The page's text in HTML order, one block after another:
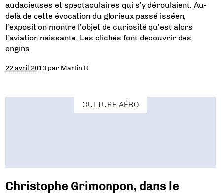
audacieuses et spectaculaires qui s’y déroulaient. Au-
delà de cette évocation du glorieux passé isséen,
l’exposition montre l’objet de curiosité qu’est alors
l’aviation naissante. Les clichés font découvrir des
engins
22 avril 2013 par Martin R.
CULTURE AÉRO
Christophe Grimonpon, dans le